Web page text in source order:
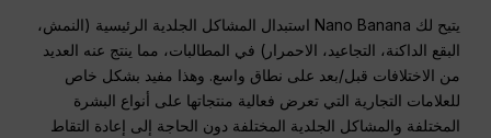
يتيح لك Nano Banana استبدال المشاكل الجلدية الرئيسية (النمش،
البقع الداكنة، التجاعيد، الاحمرار) في المطالبات، مما ينتج عنه العديد
من الاختلافات قبل/بعد على نطاق واسع. وهذا مفيد بشكل خاص
للعلامات التجارية التي تعرض فعالية منتجاتها على أنواع البشرة
المختلفة والمشاكل الجلدية المختلفة دون الحاجة إلى إعادة التقاط